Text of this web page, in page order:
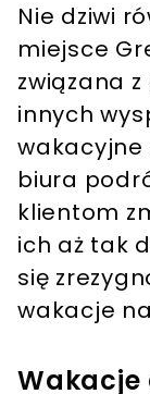
Nie dziwi
miejsce
związana
innych
wakacyjne
biura
klientom
ich aż tak
się
wakacje
Wakacje